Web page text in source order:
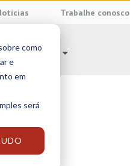
como
e
em
será
Trabalhe conosco
Sobre nós